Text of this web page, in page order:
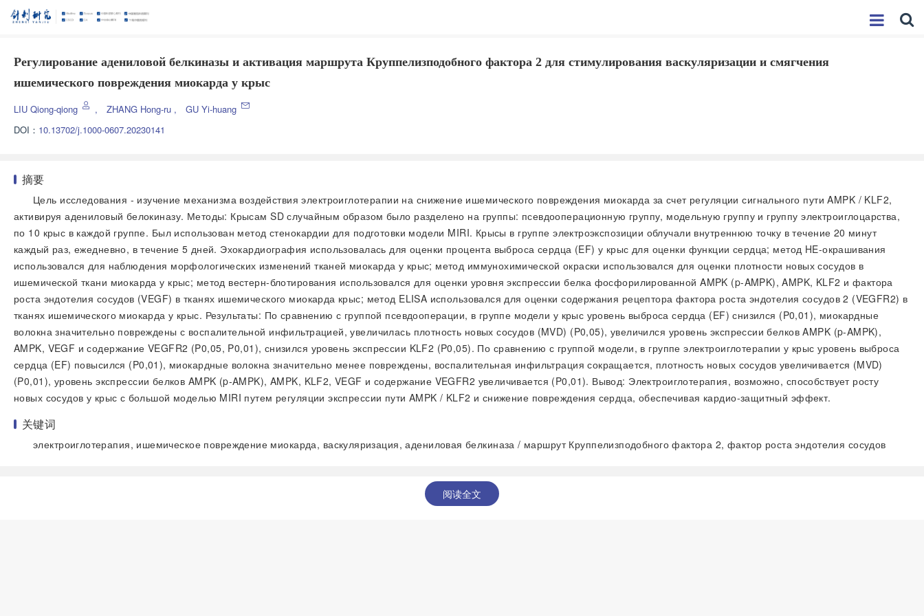
Регулирование адениловой белкиназы и активация маршрута Круппелизподобного фактора 2 для стимулирования васкуляризации и смягчения
ишемического повреждения миокарда у крыс
LIU Qiong-qiong , ZHANG Hong-ru ,
GU Yi-huang
DOI： 10.13702/j.1000-0607.20230141
摘要
Цель исследования - изучение механизма воздействия электроиглотерапии на снижение ишемического повреждения миокарда за счет регуляции сигнального пути AMPK / KLF2,
активируя адениловый белокиназу. Методы: Крысам SD случайным образом было разделено на группы: псевдооперационную группу, модельную группу и группу электроиглоцарства,
по 10 крыс в каждой группе. Был использован метод стенокардии для подготовки модели MIRI. Крысы в группе электроэкспозиции облучали внутреннюю точку в течение 20 минут
каждый раз, ежедневно, в течение 5 дней. Эхокардиография использовалась для оценки процента выброса сердца (EF) у крыс для оценки функции сердца; метод HE-окрашивания
использовался для наблюдения морфологических изменений тканей миокарда у крыс; метод иммунохимической окраски использовался для оценки плотности новых сосудов в
ишемической ткани миокарда у крыс; метод вестерн-блотирования использовался для оценки уровня экспрессии белка фосфорилированной AMPK (p-AMPK), AMPK, KLF2 и фактора
роста эндотелия сосудов (VEGF) в тканях ишемического миокарда крыс; метод ELISA использовался для оценки содержания рецептора фактора роста эндотелия сосудов 2 (VEGFR2) в
тканях ишемического миокарда у крыс. Результаты: По сравнению с группой псевдооперации, в группе модели у крыс уровень выброса сердца (EF) снизился (P0,01), миокардные
волокна значительно повреждены с воспалительной инфильтрацией, увеличилась плотность новых сосудов (MVD) (P0,05), увеличился уровень экспрессии белков AMPK (p-AMPK),
AMPK, VEGF и содержание VEGFR2 (P0,05, P0,01), снизился уровень экспрессии KLF2 (P0,05). По сравнению с группой модели, в группе электроиглотерапии у крыс уровень выброса
сердца (EF) повысился (P0,01), миокардные волокна значительно менее повреждены, воспалительная инфильтрация сокращается, плотность новых сосудов увеличивается (MVD)
(P0,01), уровень экспрессии белков AMPK (p-AMPK), AMPK, KLF2, VEGF и содержание VEGFR2 увеличивается (P0,01). Вывод: Электроиглотерапия, возможно, способствует росту
новых сосудов у крыс с большой моделью MIRI путем регуляции экспрессии пути AMPK / KLF2 и снижение повреждения сердца, обеспечивая кардио-защитный эффект.
关键词
электроиглотерапия, ишемическое повреждение миокарда, васкуляризация, адениловая белкиназа / маршрут Круппелизподобного фактора 2, фактор роста эндотелия сосудов
阅读全文